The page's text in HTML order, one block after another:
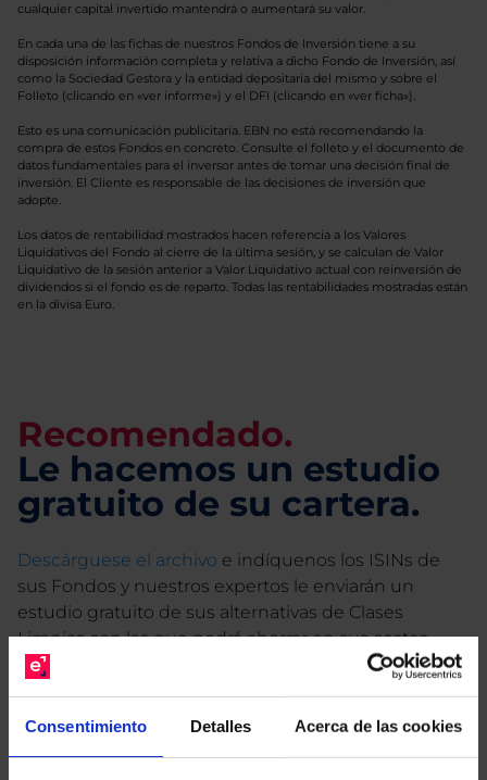
Consentimiento Detalles Acerca de las cookies
cualquier capital invertido mantendrá o aumentará su valor.
En cada una de las fichas de nuestros Fondos de Inversión tiene a su
disposición información completa y relativa a dicho Fondo de Inversión, así
como la Sociedad Gestora y la entidad depositaria del mismo y sobre el
Folleto (clicando en «ver informe») y el DFI (clicando en «ver ficha»).
Esto es una comunicación publicitaria. EBN no está recomendando la
compra de estos Fondos en concreto. Consulte el folleto y el documento de
datos fundamentales para el inversor antes de tomar una decisión final de
inversión. El Cliente es responsable de las decisiones de inversión que
adopte.
Los datos de rentabilidad mostrados hacen referencia a los Valores
Liquidativos del Fondo al cierre de la última sesión, y se calculan de Valor
Liquidativo de la sesión anterior a Valor Liquidativo actual con reinversión de
dividendos si el fondo es de reparto. Todas las rentabilidades mostradas están
en la divisa Euro.
Recomendado.
Le hacemos un estudio
gratuito de su cartera.
Descárguese el archivo e indíquenos los ISINs de
sus Fondos y nuestros expertos le enviarán un
estudio gratuito de sus alternativas de Clases
Limpias con las que podrá ahorrar en sus costes.